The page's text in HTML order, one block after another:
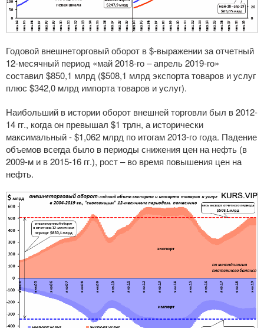
Годовой внешнеторговый оборот в $-выражении за отчетный
12-месячный период «май 2018-го – апрель 2019-го»
составил $850,1 млрд ($508,1 млрд экспорта товаров и услуг
плюс $342,0 млрд импорта товаров и услуг).
Наибольший в истории оборот внешней торговли был в 2012-
14 гг., когда он превышал $1 трлн, а исторически
максимальный - $1,062 млрд по итогам 2013-го года. Падение
объемов всегда было в периоды снижения цен на нефть (в
2009-м и в 2015-16 гг.), рост – во время повышения цен на
нефть.